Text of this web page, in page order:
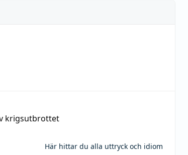
krigsutbrottet
Här hittar du alla uttryck och idiom